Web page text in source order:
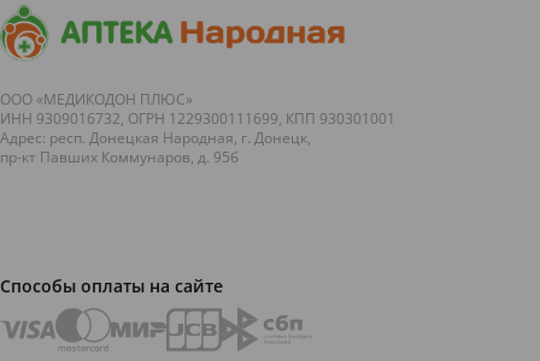
ООО «МЕДИКОДОН ПЛЮС»
ИНН 9309016732, ОГРН 1229300111699, КПП 930301001
Адрес: респ. Донецкая Народная, г. Донецк,
пр-кт Павших Коммунаров, д. 95б
Способы оплаты на сайте